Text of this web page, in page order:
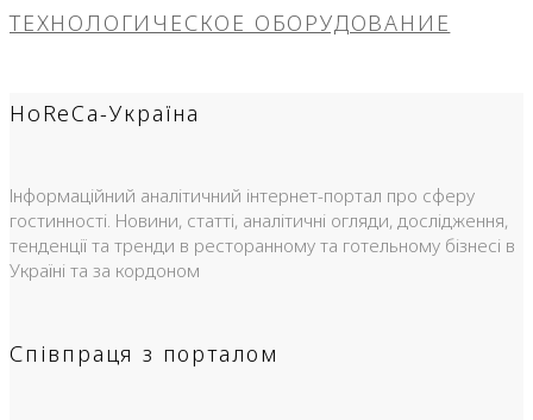
ТЕХНОЛОГИЧЕСКОЕ ОБОРУДОВАНИЕ
HoReCa-Україна
Інформаційний аналітичний інтернет-портал про сферу
гостинності. Новини, статті, аналітичні огляди, дослідження,
тенденції та тренди в ресторанному та готельному бізнесі в
Україні та за кордоном
Співпраця з порталом